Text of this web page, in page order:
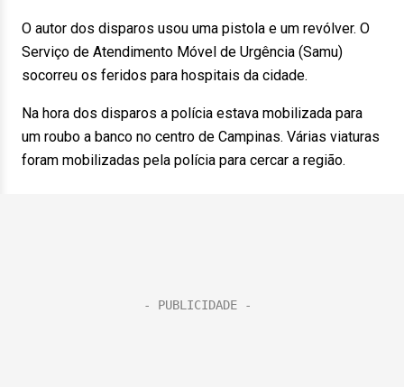
O autor dos disparos usou uma pistola e um revólver. O
Serviço de Atendimento Móvel de Urgência (Samu)
socorreu os feridos para hospitais da cidade.
Na hora dos disparos a polícia estava mobilizada para
um roubo a banco no centro de Campinas. Várias viaturas
foram mobilizadas pela polícia para cercar a região.